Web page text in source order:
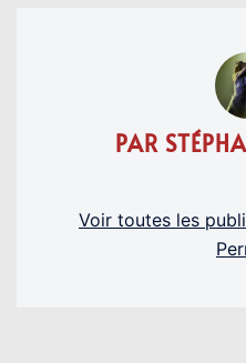
PAR
Voir toutes les